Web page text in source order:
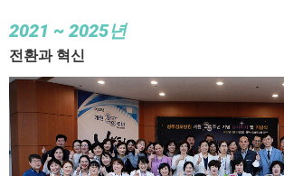
2021 ~ 2025년
전환과 혁신